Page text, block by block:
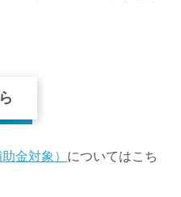
金対象） についてはこち